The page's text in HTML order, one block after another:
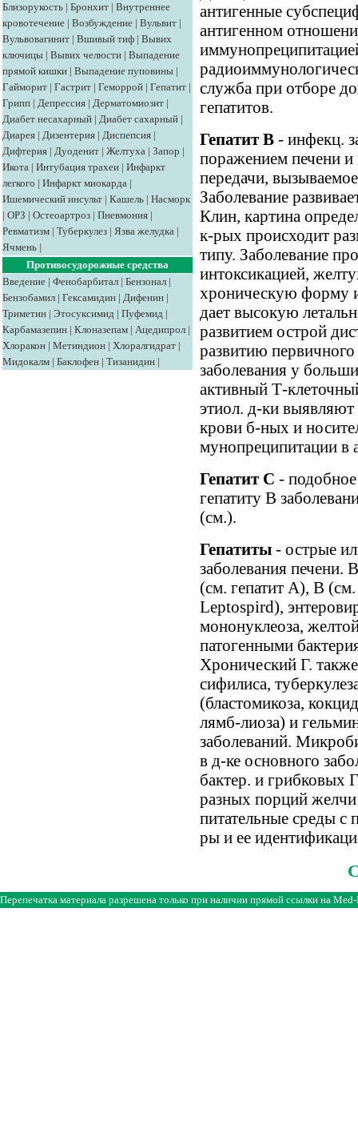
Близорукость | Бронхит | Внутреннее
кровотечение | Возбуждение | Вульвит |
Вульвовагинит | Вшивый тиф | Вывих
ключицы | Вывих челюсти | Выпадение
прямой кишки | Выпадение пуповины |
Гайморит | Гастрит | Геморрой | Гепатит |
Грипп | Депрессия | Дерматомиозит |
Диабет несахарный | Диабет сахарный |
Диарея | Дизентерия | Диспепсия |
Дифтерия | Дуоденит | Желтуха | Запор |
Икота | Интубация трахеи | Инфаркт
легкого | Инфаркт миокарда |
Ишемический инсульт | Кашель | Насморк
| ОРЗ | Остеоартроз | Пневмония |
Ревматизм | Туберкулез | Язва желудка |
Ячмень |
Противосудорожные средства
Введение | Фенобарбитал | Бензонал |
Бензобамил | Гексамидин | Дифенин |
Триметин | Этосуксимид | Пуфемид |
Карбамазепин | Клоназепам | Ацедипрол |
Хлоракон | Метиндион | Хлоралгидрат |
Мидокалм | Баклофен | Тизанидин |
антигенные
антигенном
служба при отборе
гепатитов.
Гепатит В - инфекц.
поражением печени
передачи,
Заболевание
Клин, картина
к-рых происходит
типу. Заболевание
интоксикацией,
хроническую форму
дает высокую
развитием острой
развитию
заболевания у
активный Т-
этиол. д-ки
крови б-ных и
мунопреципитации в
Гепатит С -
гепатиту В
(см.).
Гепатиты - острые
заболевания печени.
(см. гепатит А), В
Leptospird),
мононуклеоза,
патогенными
Хронический Г.
сифилиса,
(бластомикоза,
лямб-лиоза) и
заболеваний.
в д-ке основного
бактер. и грибковых
разных порций
питательные среды
ры и ее
Перепечатка материала разрешена только при наличии прямой ссылки на